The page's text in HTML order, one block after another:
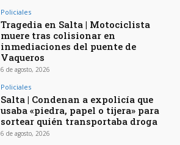
Policiales
Tragedia en Salta | Motociclista
muere tras colisionar en
inmediaciones del puente de
Vaqueros
6 de agosto, 2026
Policiales
Salta | Condenan a expolicía que
usaba «piedra, papel o tijera» para
sortear quién transportaba droga
6 de agosto, 2026